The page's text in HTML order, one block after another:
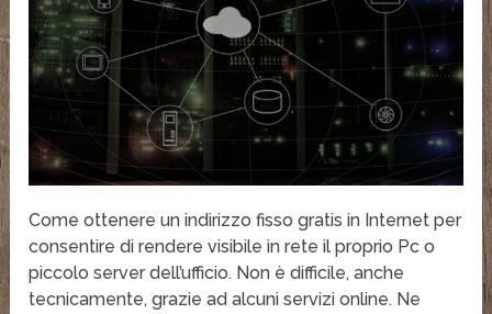
Come ottenere un indirizzo fisso gratis in Internet per
consentire di rendere visibile in rete il proprio Pc o
piccolo server dell’ufficio. Non è difficile, anche
tecnicamente, grazie ad alcuni servizi online. Ne